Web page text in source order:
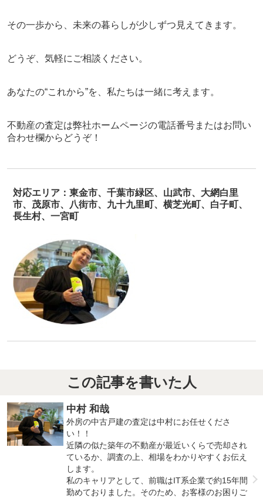
その一歩から、未来の暮らしが少しずつ見えてきます。
どうぞ、気軽にご相談ください。
あなたの“これから”を、私たちは一緒に考えます。
不動産の査定は弊社ホームページの電話番号またはお問い
合わせ欄から どうぞ！
対応エリア：東金市、千葉市緑区、山武市、大網白里
市、茂原市、八街市、九十九里町、横芝光町、白子町、
長生村、一宮町
この記事を書いた人
中村 和哉
外房の中古戸建の査定は中村にお任せくださ
い！！
近隣の似た築年の不動産が最近いくらで売却され
ているか、調査の上、相場をわかりやすくお伝え
します。
私のキャリアとして、前職はIT系企業で約15年間
勤めておりました。そのため、お客様のお困りご